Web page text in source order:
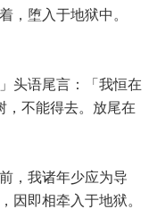
，堕入于地狱中。
头语尾言：「我恒在
，不能得去。放尾在
，我诸年少应为导
因即相牵入于地狱。